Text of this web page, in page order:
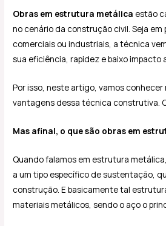
Obras em estrutura metálica estão
no cenário da construção civil. Seja
comerciais ou industriais, a técnica
sua eficiência, rapidez e baixo impacto
Por isso, neste artigo, vamos conhecer
vantagens dessa técnica construtiva.
Mas afinal, o que são obras em
Quando falamos em estrutura
a um tipo específico de sustentação,
construção. E basicamente tal
materiais metálicos, sendo o aço o